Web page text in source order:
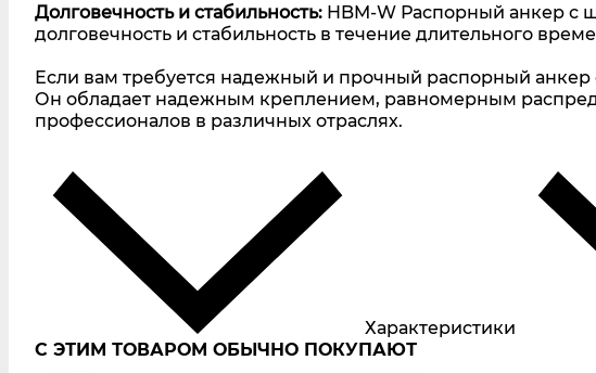
Долговечность и стабильность: HBM-W Распорный анкер с
долговечность и стабильность в течение длительного
Если вам требуется надежный и прочный распорный
Он обладает надежным креплением, равномерным
профессионалов в различных отраслях.
Характеристики
С ЭТИМ ТОВАРОМ ОБЫЧНО ПОКУПАЮТ